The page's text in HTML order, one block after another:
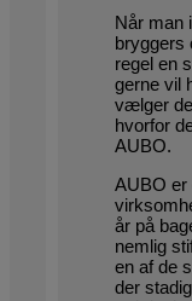
Når man
bryggers
regel en
gerne vil
vælger
hvorfor
AUBO.
AUBO er
år på
nemlig
en af de
der